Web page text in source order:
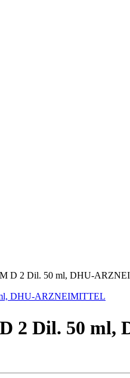
D 2 Dil. 50 ml, DHU-
DHU-ARZNEIMITTEL
2 Dil. 50